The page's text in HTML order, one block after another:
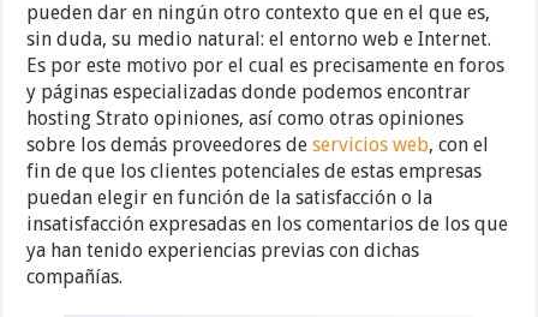
pueden dar en ningún otro contexto que en el que es,
sin duda, su medio natural: el entorno web e Internet.
Es por este motivo por el cual es precisamente en foros
y páginas especializadas donde podemos encontrar
hosting Strato opiniones, así como otras opiniones
sobre los demás proveedores de servicios web, con el
fin de que los clientes potenciales de estas empresas
puedan elegir en función de la satisfacción o la
insatisfacción expresadas en los comentarios de los que
ya han tenido experiencias previas con dichas
compañías.